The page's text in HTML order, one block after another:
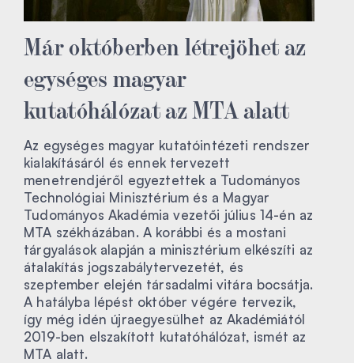
Már októberben létrejöhet az
egységes magyar
kutatóhálózat az MTA alatt
Az egységes magyar kutatóintézeti rendszer
kialakításáról és ennek tervezett
menetrendjéről egyeztettek a Tudományos
Technológiai Minisztérium és a Magyar
Tudományos Akadémia vezetői július 14-én az
MTA székházában. A korábbi és a mostani
tárgyalások alapján a minisztérium elkészíti az
átalakítás jogszabálytervezetét, és
szeptember elején társadalmi vitára bocsátja.
A hatályba lépést október végére tervezik,
így még idén újraegyesülhet az Akadémiától
2019-ben elszakított kutatóhálózat, ismét az
MTA alatt.